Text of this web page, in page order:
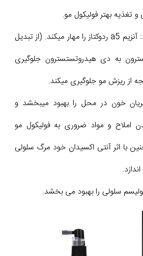
و تغذیه بهتر فولیکول مو.
الئانولیک اسید: آنزیم a5 ردوکتاز را مهار میکند. (از تبدیل
به دی هیدروتستسترون جلوگیری
از ریزش مو جلوگیری میکند.
خون در محل را بهبود میبخشد و
املاح و مواد ضروری به فولیکول مو
با اثر آنتی اکسیدان خود مرگ سلولی
سلولی را بهبود می بخشد.